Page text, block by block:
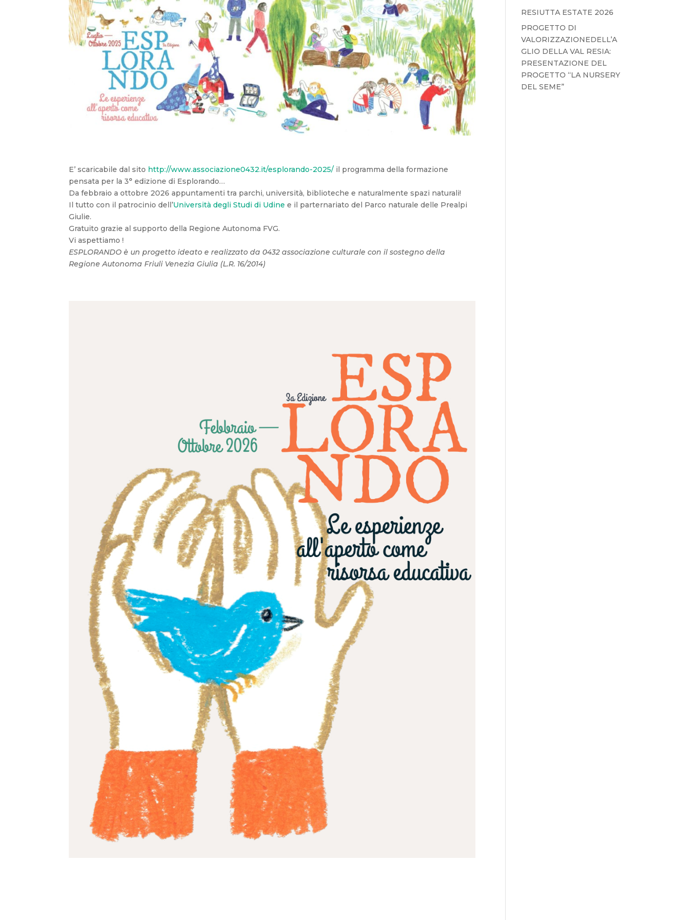
E’ scaricabile dal sito http://www.associazione0432.it/esplorando-2025/ il programma della formazione
pensata per la 3° edizione di Esplorando…
Da febbraio a ottobre 2026 appuntamenti tra parchi, università, biblioteche e naturalmente spazi naturali!
Il tutto con il patrocinio dell’Università degli Studi di Udine e il parternariato del Parco naturale delle Prealpi
Giulie.
Gratuito grazie al supporto della Regione Autonoma FVG.
Vi aspettiamo !
ESPLORANDO è un progetto ideato e realizzato da 0432 associazione culturale con il sostegno della
Regione Autonoma Friuli Venezia Giulia (L.R. 16/2014)
RESIUTTA ESTATE 2026
PROGETTO DI
VALORIZZAZIONEDELL’A
GLIO DELLA VAL RESIA:
PRESENTAZIONE DEL
PROGETTO “LA NURSERY
DEL SEME”